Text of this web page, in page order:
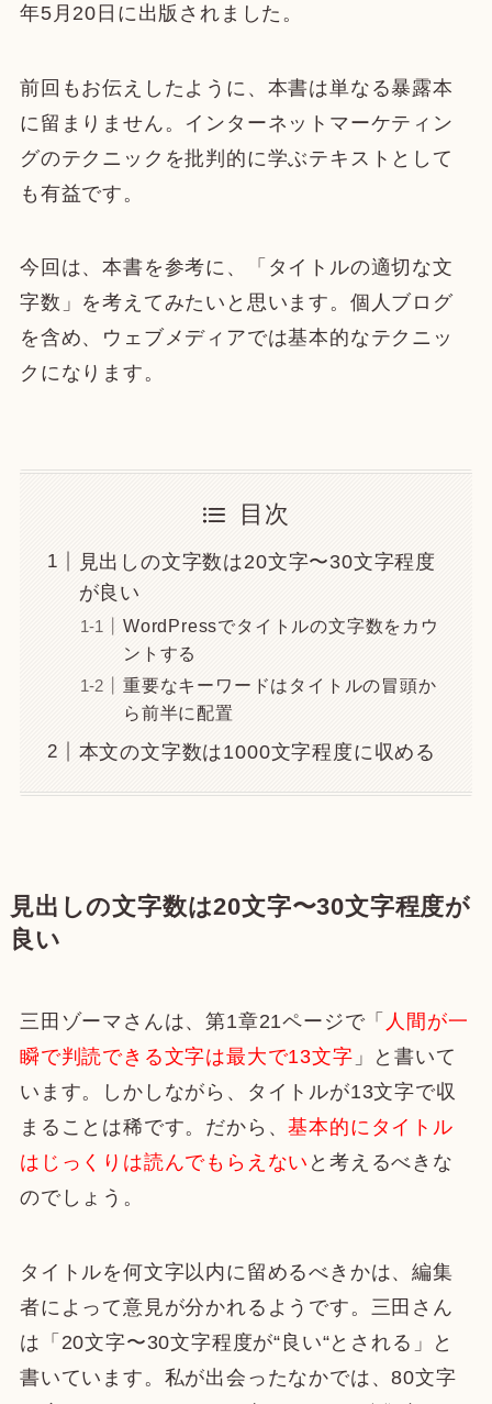
年5月20日に出版されました。
前回もお伝えしたように、本書は単なる暴露本
に留まりません。インターネットマーケティン
グのテクニックを批判的に学ぶテキストとして
も有益です。
今回は、本書を参考に、「タイトルの適切な文
字数」を考えてみたいと思います。個人ブログ
を含め、ウェブメディアでは基本的なテクニッ
クになります。
目次
見出しの文字数は20文字〜30文字程度
が良い
WordPressでタイトルの文字数をカウ
ントする
重要なキーワードはタイトルの冒頭か
ら前半に配置
本文の文字数は1000文字程度に収める
見出しの文字数は20文字〜30文字程度が
良い
三田ゾーマさんは、第1章21ページで「 人間が一
瞬で判読できる文字は最大で13文字 」と書いて
います。しかしながら、タイトルが13文字で収
まることは稀です。だから、基本的にタイトル
はじっくりは読んでもらえない と考えるべきな
のでしょう。
タイトルを何文字以内に留めるべきかは、編集
者によって意見が分かれるようです。三田さん
は「20文字〜30文字程度が“良い“とされる」と
書いています。私が出会ったなかでは、80文字